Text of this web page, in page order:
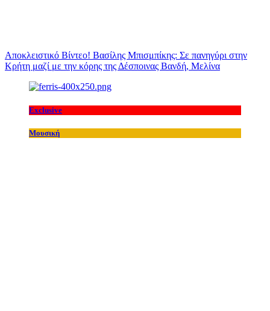
Αποκλειστικό Βίντεο! Βασίλης Μπισμπίκης: Σε πανηγύρι στην
Κρήτη μαζί με την κόρης της Δέσποινας Βανδή, Μελίνα
Exclusive
Μουσική